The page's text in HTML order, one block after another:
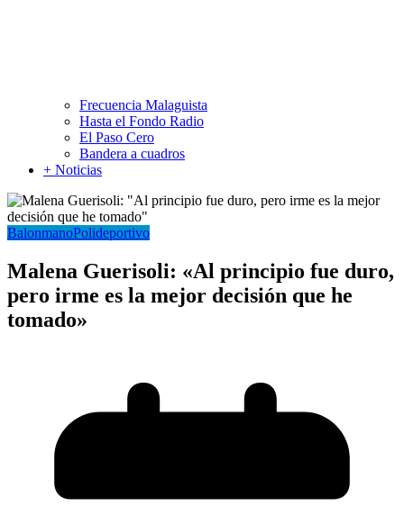
Frecuencia Malaguista
Hasta el Fondo Radio
El Paso Cero
Bandera a cuadros
+ Noticias
BalonmanoPolideportivo
Malena Guerisoli: «Al principio fue duro,
pero irme es la mejor decisión que he
tomado»